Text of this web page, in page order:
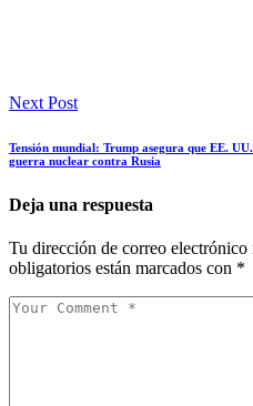
Next Post
Tensión mundial: Trump asegura que EE.
guerra nuclear contra Rusia
Deja una respuesta
Tu dirección de correo electrónico
obligatorios están marcados con *